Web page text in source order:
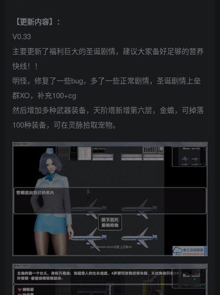
【更新内容】：
V0.33
主要更新了福利巨大的圣诞剧情，建议大家备好足够的营养
快线！！
明怪，修复了一些bug，多了一些正常剧情，圣诞剧情上垒
群XO，补充100+cg
然后增加多种武器装备，天阶塔新增第六层，金蟾，可掉落
100种装备，可在灵脉拾取宠物。